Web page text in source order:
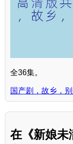
全36集。
国产剧，故乡，
在《新娘未